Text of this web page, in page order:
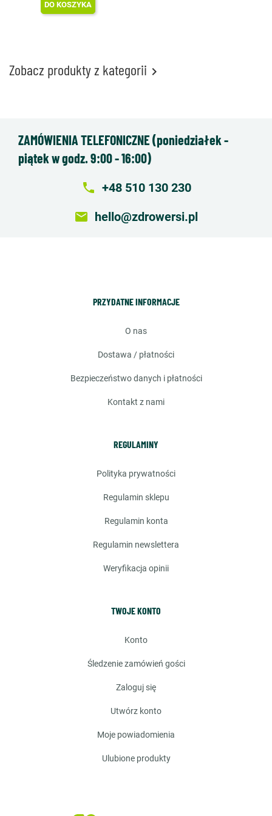
DO KOSZYKA
Zobacz produkty z kategorii 
ZAMÓWIENIA TELEFONICZNE (poniedziałek -
piątek w godz. 9:00 - 16:00)
local_phone +48 510 130 230
email hello@zdrowersi.pl
PRZYDATNE INFORMACJE
o nas
dostawa / płatności
bezpieczeństwo danych i płatności
kontakt z nami
REGULAMINY
polityka prywatności
regulamin sklepu
regulamin konta
regulamin newslettera
weryfikacja opinii
TWOJE KONTO
konto
śledzenie zamówień gości
zaloguj się
utwórz konto
moje powiadomienia
ulubione produkty